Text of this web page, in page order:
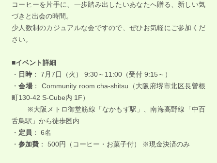
コーヒーを片手に、一歩踏み出したいあなたへ贈る、新しい気
づきと出会の時間。
少人数制のカジュアルな会ですので、ぜひお気軽にご参加くだ
さい。
■イベント詳細
・ 日時 ： 7月7日（火） 9:30～11:00（受付 9:15～）
・会場 ： Community room cha-shitsu（大阪府堺市北区長曽根
町130-42 S-Cube内 1F）
※大阪メトロ御堂筋線「なかもず駅」、南海高野線「中百
舌鳥駅」から徒歩圏内
・ 定員 ： 6名
・ 参加費 ： 500円（コーヒー・お菓子付） ※現金決済のみ